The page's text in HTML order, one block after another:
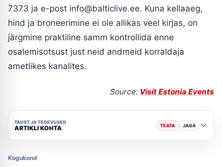
7373 ja e-post info@balticlive.ee. Kuna kellaaeg,
hind ja broneerimine ei ole allikas veel kirjas, on
järgmine praktiline samm kontrollida enne
osalemisotsust just neid andmeid korraldaja
ametlikes kanalites.
Source: Visit Estonia Events
TAUST JA TEGEVUSED
ARTIKLI KOHTA TEATA JAGA
Kogukond